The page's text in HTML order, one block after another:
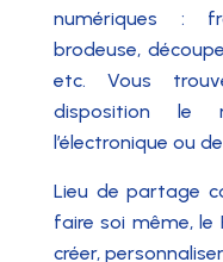
numériques : fraiseuse, imprimantes 3D,
brodeuse,
etc. Vous
disposition le
l’électronique ou
Lieu de partage
faire soi même, le
créer,